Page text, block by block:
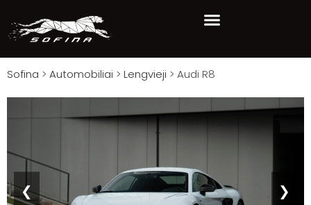
Sofina > Automobiliai > Lengvieji > Audi R8
❮ ❯